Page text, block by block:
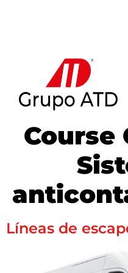
Course
Líneas de